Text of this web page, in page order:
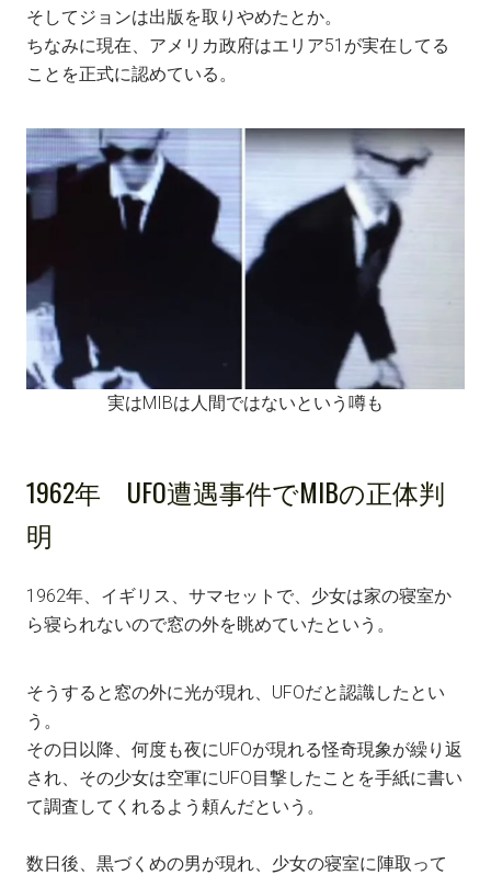
そしてジョンは出版を取りやめたとか。
ちなみに現在、アメリカ政府はエリア51が実在してる
ことを正式に認めている。
実はMIBは人間ではないという噂も
1962年 UFO遭遇事件でMIBの正体判
明
1962年、イギリス、サマセットで、少女は家の寝室か
ら寝られないので窓の外を眺めていたという。
そうすると窓の外に光が現れ、UFOだと認識したとい
う。
その日以降、何度も夜にUFOが現れる怪奇現象が繰り返
され、その少女は空軍にUFO目撃したことを手紙に書い
て調査してくれるよう頼んだという。
数日後、黒づくめの男が現れ、少女の寝室に陣取って